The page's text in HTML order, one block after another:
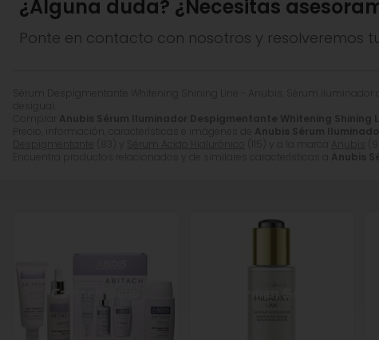
*Los ingredientes pueden ser modificados por el
¿Alguna duda? ¿Necesitas
Ponte en contacto con nosotros y resolveremos